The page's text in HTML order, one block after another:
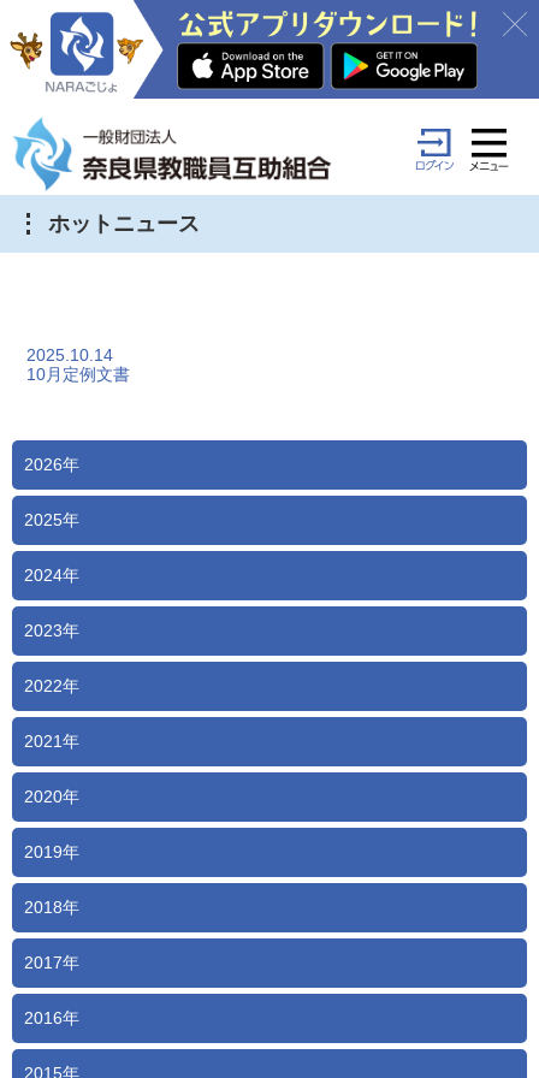
ホットニュース
2026年
2025年
2024年
2023年
2022年
2021年
2020年
2019年
2018年
2017年
2016年
2015年
2025.10.14
10月定例文書